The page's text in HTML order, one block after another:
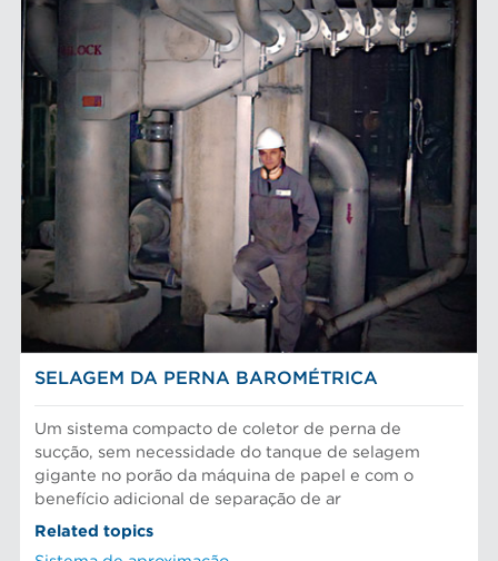
SELAGEM DA PERNA BAROMÉTRICA
Um sistema compacto de coletor de perna de
sucção, sem necessidade do tanque de selagem
gigante no porão da máquina de papel e com o
benefício adicional de separação de ar
Related topics